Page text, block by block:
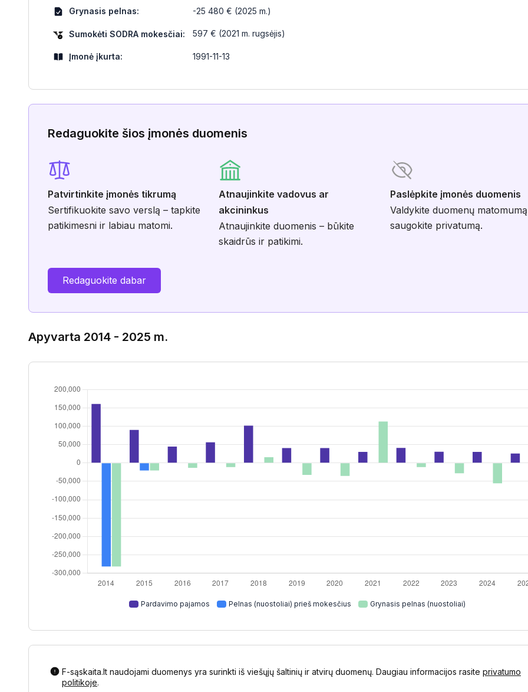
Grynasis pelnas: -25 480 € (2025 m.)
Sumokėti SODRA mokesčiai: 597 € (2021 m. rugsėjis)
Įmonė įkurta: 1991-11-13
Redaguokite šios įmonės duomenis
Patvirtinkite įmonės tikrumą
Sertifikuokite savo verslą – tapkite
patikimesni ir labiau matomi.
Atnaujinkite vadovus ar
akcininkus
Atnaujinkite duomenis – būkite
skaidrūs ir patikimi.
Paslėpkite įmonės duomenis
Valdykite duomenų
saugokite privatumą.
Redaguokite dabar
Apyvarta 2014 - 2025 m.
Pardavimo pajamos Pelnas (nuostoliai) prieš mokesčius Grynasis pelnas (nuostoliai)
F-sąskaita.lt naudojami duomenys yra surinkti iš viešųjų šaltinių ir atvirų duomenų. Daugiau informacijos rasite privatumo
politikoje.